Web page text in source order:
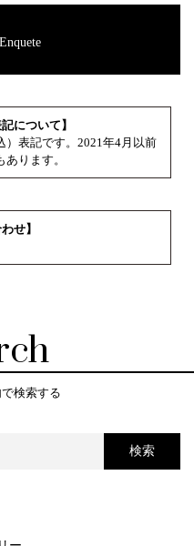
Enquete
について】
）表記です。2021年4月以前
ります。
せ】
検索する
検索